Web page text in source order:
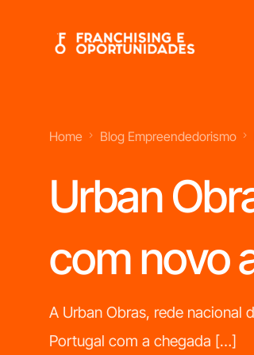
Home Blog Empreendedorismo
Urban
com novo
A Urban Obras, rede nacional
Portugal com a chegada […]